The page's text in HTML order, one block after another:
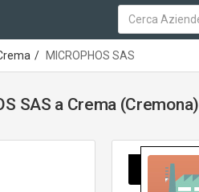
MICROPHOS SAS
SAS a Crema (Cremona)